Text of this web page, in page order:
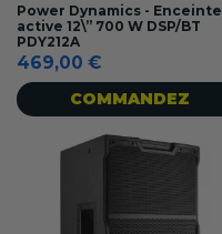
Power Dynamics - Enceinte
active 12\” 700 W DSP/BT
PDY212A
469,00 €
COMMANDEZ